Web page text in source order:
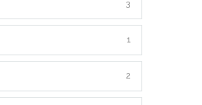
3
1
2